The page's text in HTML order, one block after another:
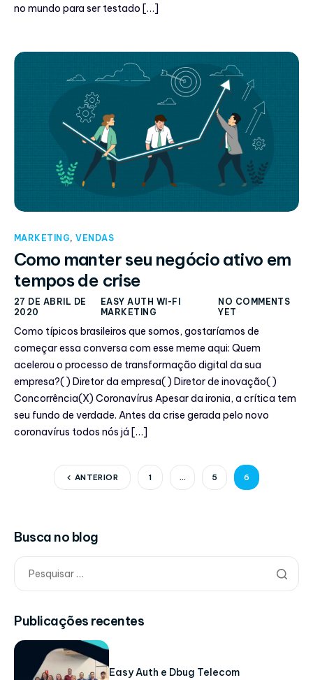
no mundo para ser testado […]
MARKETING,VENDAS
Como manter seu negócio ativo em
tempos de crise
27 DE ABRIL DE
2020
EASY AUTH WI-FI
MARKETING
NO COMMENTS
YET
Como típicos brasileiros que somos, gostaríamos de
começar essa conversa com esse meme aqui: Quem
acelerou o processo de transformação digital da sua
empresa?( ) Diretor da empresa( ) Diretor de inovação( )
Concorrência(X) Coronavírus Apesar da ironia, a crítica tem
seu fundo de verdade. Antes da crise gerada pelo novo
coronavírus todos nós já […]
ANTERIOR 1 … 5 6
Busca no blog
Publicações recentes
Easy Auth e Dbug Telecom